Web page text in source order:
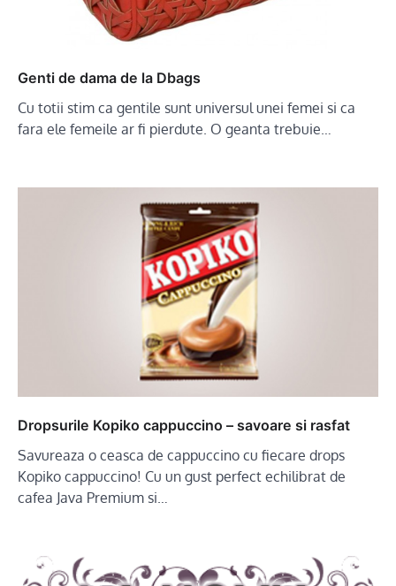
Genti de dama de la Dbags
Cu totii stim ca gentile sunt universul unei femei si ca
fara ele femeile ar fi pierdute. O geanta trebuie…
Dropsurile Kopiko cappuccino – savoare si rasfat
Savureaza o ceasca de cappuccino cu fiecare drops
Kopiko cappuccino! Cu un gust perfect echilibrat de
cafea Java Premium si…